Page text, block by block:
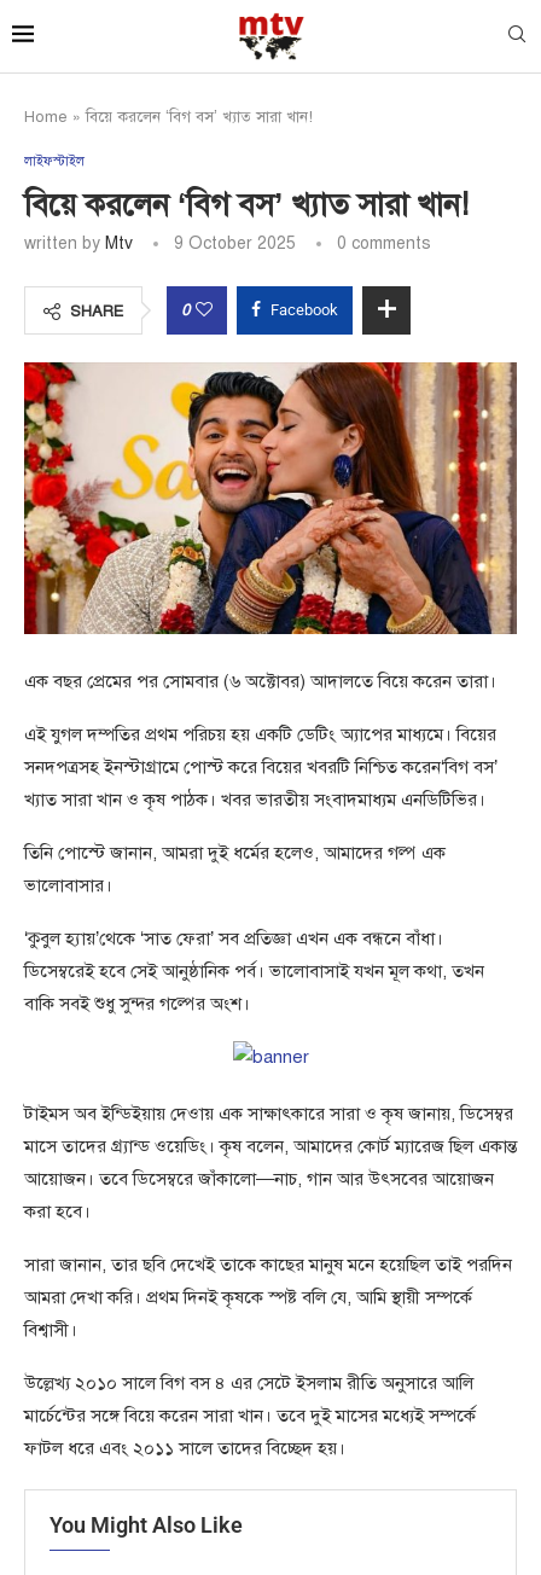
Home »বিয়ে করলেন ‘বিগ বস’ খ্যাত সারা খান!
লাইফস্টাইল
বিয়ে করলেন ‘বিগ বস’ খ্যাত সারা খান!
written by Mtv 9 October 2025 0 comments
SHARE 0 Facebook
এক বছর প্রেমের পর সোমবার (৬ অক্টোবর) আদালতে বিয়ে করেন তারা।
এই যুগল দম্পতির প্রথম পরিচয় হয় একটি ডেটিং অ্যাপের মাধ্যমে। বিয়ের
সনদপত্রসহ ইনস্টাগ্রামে পোস্ট করে বিয়ের খবরটি নিশ্চিত করেন‘বিগ বস’
খ্যাত সারা খান ও কৃষ পাঠক। খবর ভারতীয় সংবাদমাধ্যম এনডিটিভির।
তিনি পোস্টে জানান, আমরা দুই ধর্মের হলেও, আমাদের গল্প এক
ভালোবাসার।
‘কুবুল হ্যায়’থেকে ‘সাত ফেরা’ সব প্রতিজ্ঞা এখন এক বন্ধনে বাঁধা।
ডিসেম্বরেই হবে সেই আনুষ্ঠানিক পর্ব। ভালোবাসাই যখন মূল কথা, তখন
বাকি সবই শুধু সুন্দর গল্পের অংশ।
টাইমস অব ইন্ডিইয়ায় দেওায় এক সাক্ষাৎকারে সারা ও কৃষ জানায়, ডিসেম্বর
মাসে তাদের গ্র্যান্ড ওয়েডিং। কৃষ বলেন, আমাদের কোর্ট ম্যারেজ ছিল একান্ত
আয়োজন। তবে ডিসেম্বরে জাঁকালো—নাচ, গান আর উৎসবের আয়োজন
করা হবে।
সারা জানান, তার ছবি দেখেই তাকে কাছের মানুষ মনে হয়েছিল তাই পরদিন
আমরা দেখা করি। প্রথম দিনই কৃষকে স্পষ্ট বলি যে, আমি স্থায়ী সম্পর্কে
বিশ্বাসী।
উল্লেখ্য ২০১০ সালে বিগ বস ৪ এর সেটে ইসলাম রীতি অনুসারে আলি
মার্চেন্টের সঙ্গে বিয়ে করেন সারা খান। তবে দুই মাসের মধ্যেই সম্পর্কে
ফাটল ধরে এবং ২০১১ সালে তাদের বিচ্ছেদ হয়।
You Might Also Like